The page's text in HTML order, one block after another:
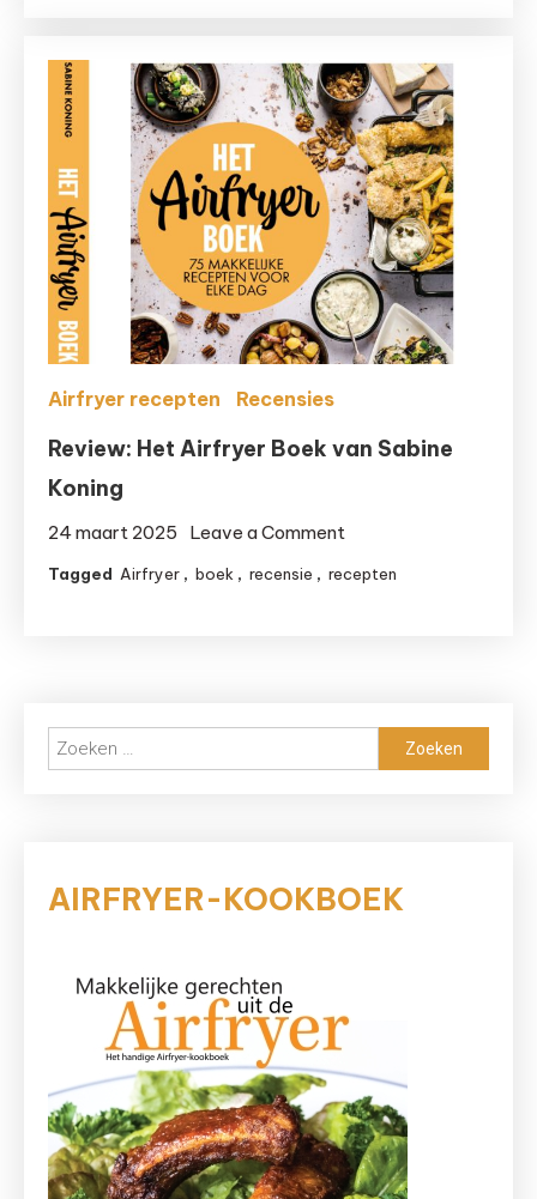
toch
echt
gezonder
is
dan
een
frituurpan
Airfryer recepten Recensies
Review: Het Airfryer Boek van Sabine
Koning
24 maart 2025 Leave a Comment
Review:
Sabine
Tagged Airfryer , boek , recensie , recepten
Zoeken
naar:
AIRFRYER-KOOKBOEK